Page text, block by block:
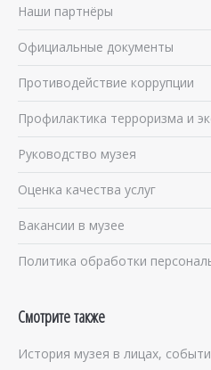
Наши партнёры
Официальные документы
Противодействие коррупции
Профилактика терроризма и
Руководство музея
Оценка качества услуг
Вакансии в музее
Политика обработки
Смотрите также
История музея в лицах,